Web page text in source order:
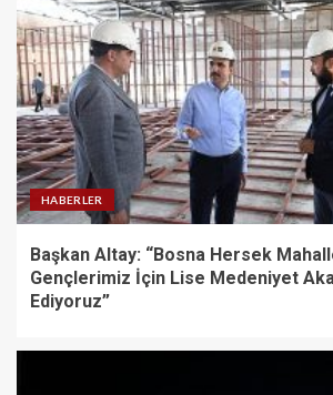
HABERLER
Başkan Altay: “Bosna Hersek
Gençlerimiz İçin Lise Medeniyet
Ediyoruz”